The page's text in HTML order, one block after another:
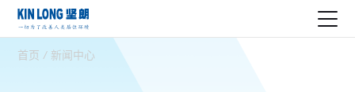
首页 / 新闻中心